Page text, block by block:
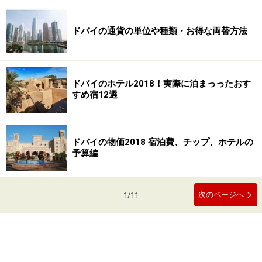
ドバイの通貨の単位や種類・お得な両替方法
ドバイのホテル2018！実際に泊まっったおす
すめ宿12選
ドバイの物価2018 宿泊費、チップ、ホテルの
予算編
1/11 次のページへ